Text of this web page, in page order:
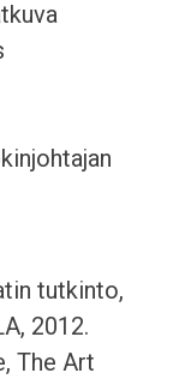
tutkinto,
2012.
The Art